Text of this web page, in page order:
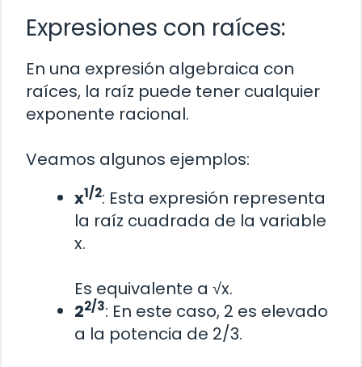
Expresiones con raíces:
En una expresión algebraica con
raíces, la raíz puede tener cualquier
exponente racional.
Veamos algunos ejemplos:
x1/2: Esta expresión representa
la raíz cuadrada de la variable
x.
Es equivalente a √x.
22/3: En este caso, 2 es elevado
a la potencia de 2/3.